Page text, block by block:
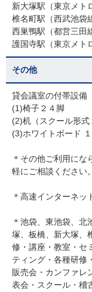
新大塚駅（東京メ
椎名町駅（西武池
西巣鴨駅（都営三
護国寺駅（東京メ
その他
貸会議室の付帯設備
(1)椅子２４脚
(2)机（スクール形式
(3)ホワイトボード
＊その他ご利用に
軽にご相談ください。
＊高速インターネッ
＊池袋、東池袋、
塚、板橋、新大塚、
修・講座・教室・セ
ティング・各種研修
販売会・カンファレ
表会・スクール・稽